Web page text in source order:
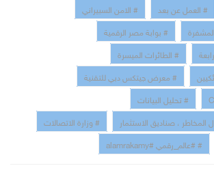
# العمل عن بعد
# الامن السبيراني
# بوابة مصر الرقمية
# الطائرات الميسرة
# معرض جيتكس دبي للتقنية
# تحليل البيانات
، صناديق الاستثمار
# وزارة الاتصالات
# #عالم_رقمي #alamrakamy